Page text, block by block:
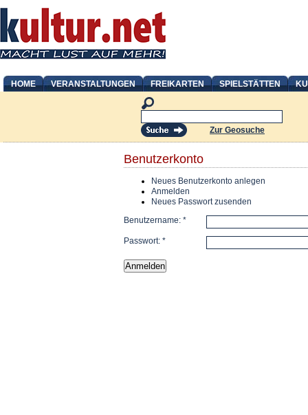
HOME VERANSTALTUNGEN FREIKARTEN SPIELSTÄTTEN
Zur Geosuche
Benutzerkonto
Neues Benutzerkonto anlegen
Anmelden
Neues Passwort zusenden
Benutzername: *
Passwort: *